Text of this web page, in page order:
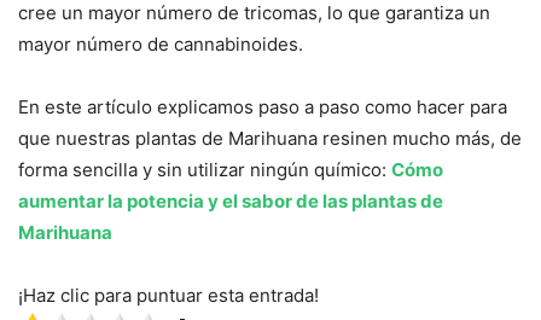
cree un mayor número de tricomas, lo que garantiza un
mayor número de cannabinoides.
En este artículo explicamos paso a paso como hacer para
que nuestras plantas de Marihuana resinen mucho más, de
forma sencilla y sin utilizar ningún químico: Cómo
aumentar la potencia y el sabor de las plantas de
Marihuana
¡Haz clic para puntuar esta entrada!